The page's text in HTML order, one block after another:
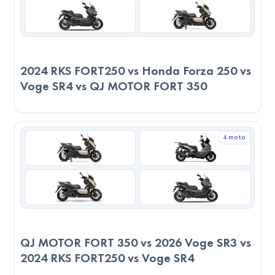
5. Tasarım ve Konfor
ağırlıkları açısından birbirine yakın seviyelerde olup farklı
kullanım alanlarında benzer deneyimler sunabilir. Ayrıca,
2023 Yamaha TMAX Tech MAX 560, 80cm sele yüksekliği
ile uzun boylu sürücüler için daha uygun bir konfor sunar.
2023 Voge SR4 ise 77.5cm sele yüksekliği ile ortalama
boydaki sürücüler için daha ergonomik bir sürüş sağlar.
6. Kullanım Alanları
ve yakıt ekonomisi arayan kullanıcılar için mükemmel bir
seçimdir. Kısa mesafeler ve günlük işler için idealdir.
2024 RKS FORT250 vs Honda Forza 250 vs
Voge SR4 vs QJ MOTOR FORT 350
4 moto
QJ MOTOR FORT 350 vs 2026 Voge SR3 vs
2024 RKS FORT250 vs Voge SR4